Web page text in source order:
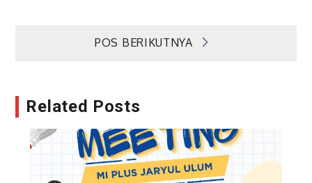
NavigasiPOS BERIKUTNYA
Related Posts